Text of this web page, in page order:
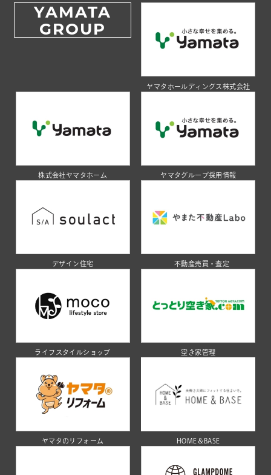
YAMATA
GROUP
ヤマタホールディングス株式会社
株式会社ヤマタホーム ヤマタグループ採用情報
デザイン住宅 不動産売買・査定
ライフスタイルショップ 空き家管理
ヤマタのリフォーム HOME＆BASE